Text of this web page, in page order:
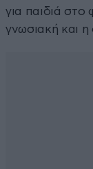
για παιδιά
γνωσιακή και η